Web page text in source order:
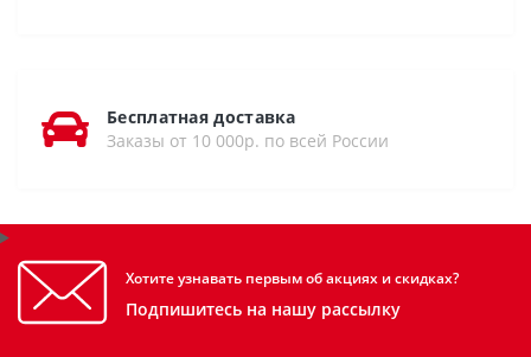
Бесплатная доставка
Заказы от 10 000р. по всей России
Хотите узнавать первым об акциях и скидках?
Подпишитесь на нашу рассылку